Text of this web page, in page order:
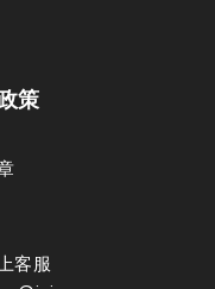
策
客服